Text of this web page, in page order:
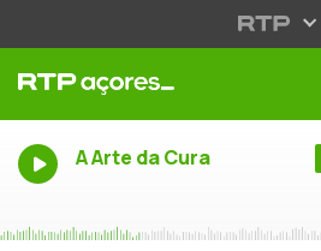
A Arte da Cura